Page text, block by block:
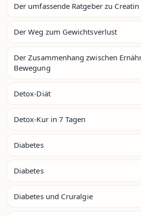
Der umfassende Ratgeber zu Creatin
Der Weg zum Gewichtsverlust
Der Zusammenhang zwischen
Bewegung
Detox-Diät
Detox-Kur in 7 Tagen
Diabetes
Diabetes
Diabetes und Cruralgie